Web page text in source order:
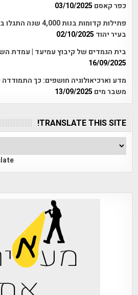
כפר קאסם 03/10/2025
פתילות קדומות
בעיר יהוד 02/10/2025
בית הגמדים של קיבוץ עמיעד | עמדת
16/09/2025
מדע וארכיאולוגיה חושפים: כך
משבר מים 13/09/2025
TRANSLATE THIS SITE!